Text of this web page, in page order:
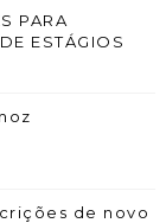
PARA
ESTÁGIOS
de novo